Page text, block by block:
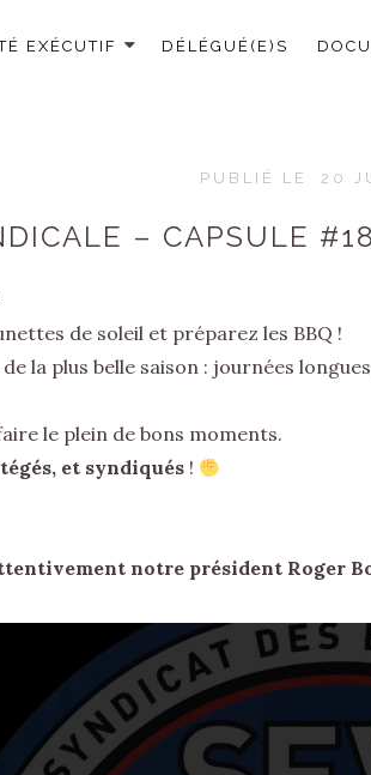
EXÉCUTIF DÉLÉGUÉ(E)S
PUBLIÉ LE 20
– CAPSULE
de soleil et préparez les BBQ !
la plus belle saison : journées
le plein de bons moments.
et syndiqués !
notre président Roger